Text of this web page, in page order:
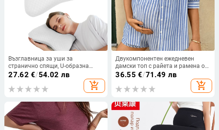
Възглавница за уши за
странично спящи, U-образна
форма, от чист памук, пълнеж
полиестерово влакно, подходяща
за ранна бременност, възможна
27.62 €/54.02 лв
add_shopping_cart
Двукомпонентен ежедневен
дамски топ с райета и рамена от
две части за бременни жени, къси
панталони за бременни жени
36.55 €/71.49 лв
add_shopping_cart